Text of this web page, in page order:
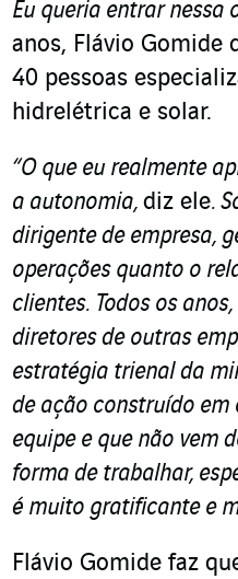
Eu queria entrar nessa
anos, Flávio Gomide
40 pessoas
hidrelétrica e solar.
“O que eu realmente
a autonomia, diz ele.
dirigente de empresa,
operações quanto o
clientes. Todos os
diretores de outras
estratégia trienal da
de ação construído
equipe e que não vem
forma de trabalhar,
é muito gratificante e
Flávio Gomide faz